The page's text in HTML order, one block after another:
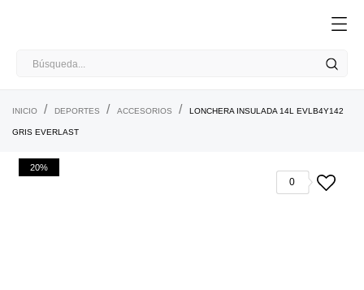
INICIO DEPORTES ACCESORIOS LONCHERA INSULADA 14L EVLB4Y142
GRIS EVERLAST
20%
0